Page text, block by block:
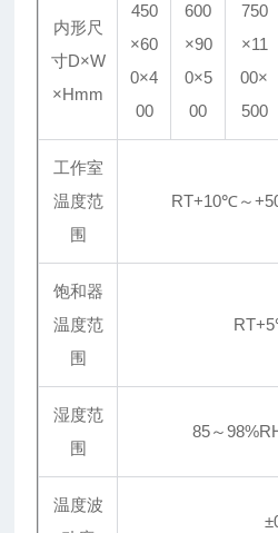
内形尺
寸D×W
×Hmm
450
×60
0×4
00
600
×90
0×5
00
750
×11
00×
500
工作室
温度范
围
RT+10℃～
饱和器
温度范
围
湿度范
围
85～
温度波